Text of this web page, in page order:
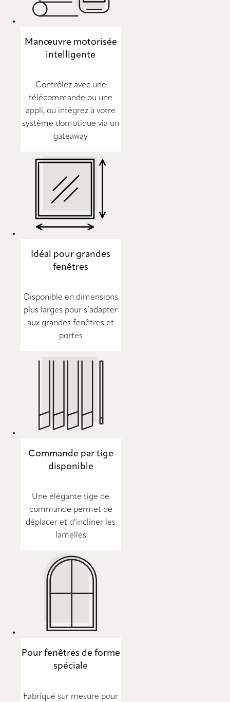
Manœuvre motorisée
intelligente
Contrôlez avec une
télécommande ou une
appli, ou intégrez à votre
système domotique via un
gateaway
Idéal pour grandes
fenêtres
Disponible en dimensions
plus larges pour s’adapter
aux grandes fenêtres et
portes
Commande par tige
disponible
Une élégante tige de
commande permet de
déplacer et d’incliner les
lamelles
Pour fenêtres de forme
spéciale
Fabriqué sur mesure pour